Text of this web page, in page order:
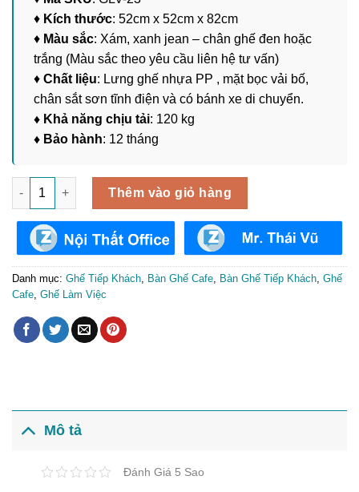
♦ Kích thước: 52cm x 52cm x 82cm
♦ Màu sắc: Xám, xanh jean – chân ghế đen hoặc
trắng (Màu sắc theo yêu cầu liên hệ tư vấn)
♦ Chất liệu: Lưng ghế nhựa PP , mặt bọc vải bố,
chân sắt sơn tĩnh điện và có bánh xe di chuyển.
♦ Khả năng chịu tải: 120 kg
♦ Bảo hành: 12 tháng
Ghế Haya Tiếp Khách, Ghế Xoay Làm Việc Tại Nhà GLV-23 số
Thêm vào giỏ hàng
Danh mục: Ghế Tiếp Khách Bàn Ghế Cafe Bàn Ghế Tiếp Khách Ghế
Cafe Ghế Làm Việc
Mô tả
Đánh Giá 5 Sao